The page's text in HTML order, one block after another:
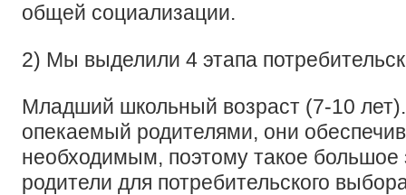
общей социализации.
2) Мы выделили 4 этапа
Младший школьный возраст (7-10
опекаемый родителями, они
необходимым, поэтому такое
родители для потребительского